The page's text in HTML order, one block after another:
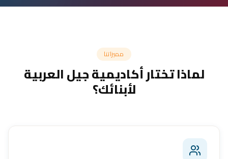
مميزاتنا
لماذا تختار أكاديمية جيل العربية
لأبنائك؟